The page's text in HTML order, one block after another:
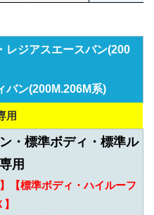
レジアスエースバン(200
バン(200M.206M系)
用
・標準ボディ・標準ル
用
【標準ボディ・ハイルーフ